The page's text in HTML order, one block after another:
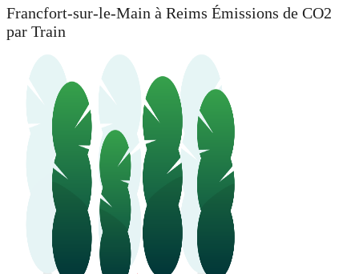
Francfort-sur-le-Main à Reims Émissions de CO2
par Train